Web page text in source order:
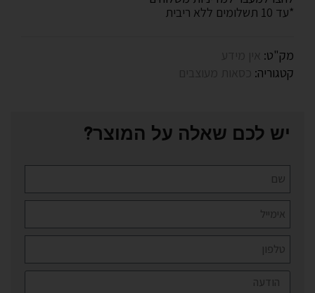
*עד 10 תשלומים ללא ריבית
מק"ט:
קטגוריה:
יש לכם שאלה על המוצר?